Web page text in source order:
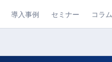
導入事例 セミナー コラム